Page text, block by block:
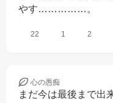
やす……………。
22 1 2
心の愚痴
まだ今は最後まで出